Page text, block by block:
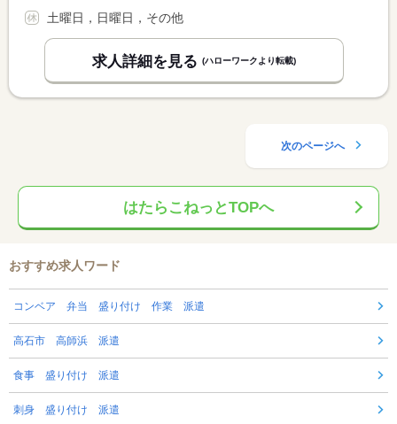
土曜日，日曜日，その他
求人詳細を見る (ハローワークより転載)
次のページへ
はたらこねっとTOPへ
おすすめ求人ワード
コンベア 弁当 盛り付け 作業 派遣
高石市 高師浜 派遣
食事 盛り付け 派遣
刺身 盛り付け 派遣